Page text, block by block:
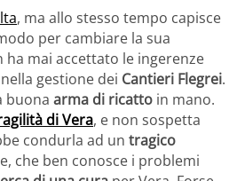
, ma allo stesso tempo capisce
per cambiare la sua
mai accettato le ingerenze
gestione dei Cantieri Flegrei.
buona arma di ricatto in mano.
di Vera, e non sospetta
condurla ad un tragico
che ben conosce i problemi